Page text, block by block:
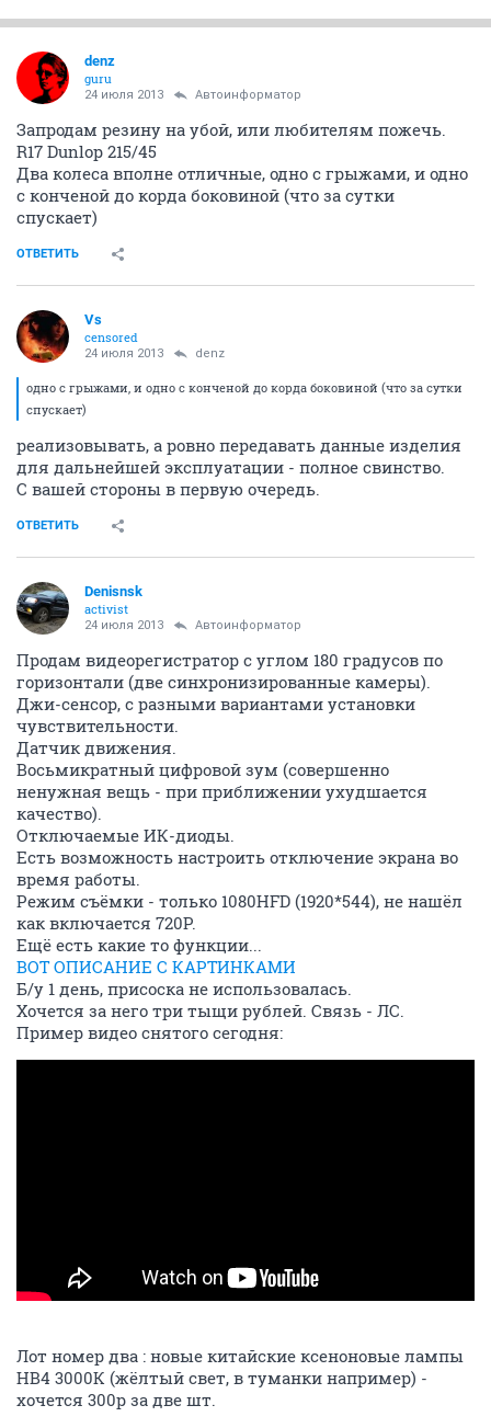
denz
guru
24 июля 2013 Автоинформатор
Запродам резину на убой, или любителям пожечь.
R17 Dunlop 215/45
Два колеса вполне отличные, одно с грыжами, и одно
с конченой до корда боковиной (что за сутки
спускает)
ОТВЕТИТЬ
Vs
censored
24 июля 2013 denz
одно с грыжами, и одно с конченой до корда боковиной (что за сутки
спускает)
реализовывать, а ровно передавать данные изделия
для дальнейшей эксплуатации - полное свинство.
С вашей стороны в первую очередь.
ОТВЕТИТЬ
Denisnsk
activist
24 июля 2013 Автоинформатор
Продам видеорегистратор с углом 180 градусов по
горизонтали (две синхронизированные камеры).
Джи-сенсор, с разными вариантами установки
чувствительности.
Датчик движения.
Восьмикратный цифровой зум (совершенно
ненужная вещь - при приближении ухудшается
качество).
Отключаемые ИК-диоды.
Есть возможность настроить отключение экрана во
время работы.
Режим съёмки - только 1080HFD (1920*544), не нашёл
как включается 720P.
Ещё есть какие то функции...
ВОТ ОПИСАНИЕ С КАРТИНКАМИ
Б/у 1 день, присоска не использовалась.
Хочется за него три тыщи рублей. Связь - ЛС.
Пример видео снятого сегодня:
Лот номер два : новые китайские ксеноновые лампы
НВ4 3000К (жёлтый свет, в туманки например) -
хочется 300р за две шт.